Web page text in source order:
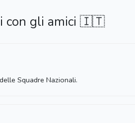
con gli amici 🇮🇹
Squadre Nazionali.